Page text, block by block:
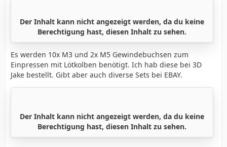
Der Inhalt kann nicht angezeigt werden, da du keine
Berechtigung hast, diesen Inhalt zu sehen.
Es werden 10x M3 und 2x M5 Gewindebuchsen zum
Einpressen mit Lötkolben benötigt. Ich hab diese bei 3D
Jake bestellt. Gibt aber auch diverse Sets bei EBAY.
Der Inhalt kann nicht angezeigt werden, da du keine
Berechtigung hast, diesen Inhalt zu sehen.